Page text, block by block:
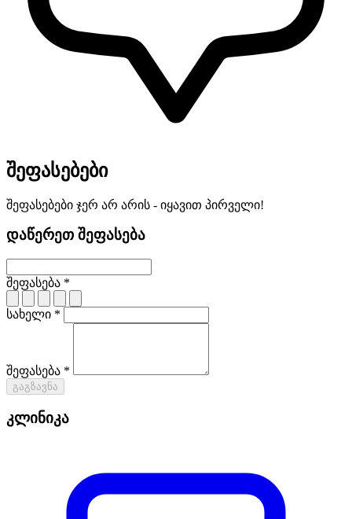
შეფასებები
შეფასებები ჯერ არ არის - იყავით პირველი!
დაწერეთ შეფასება
შეფასება *
სახელი *
შეფასება *
გაგზავნა
კლინიკა